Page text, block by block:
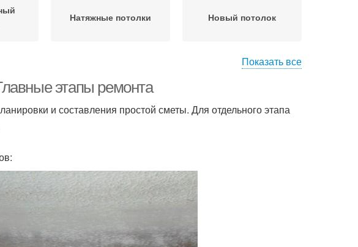
Натяжные потолки Новый потолок
Показать все
этапы ремонта
и составления простой сметы. Для отдельного этапа